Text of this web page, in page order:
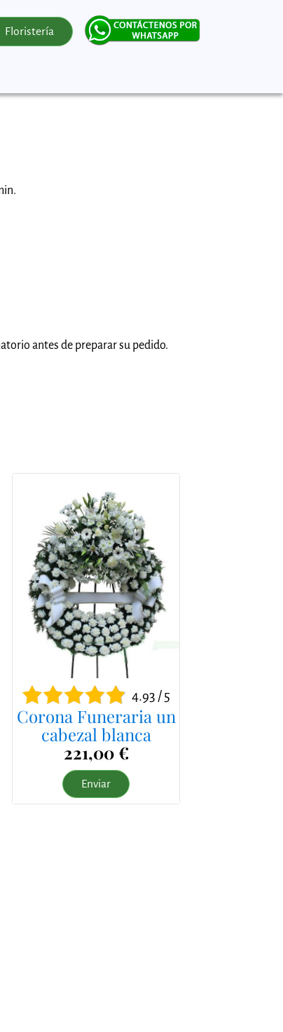
Floristería
antes de preparar su pedido.
4.93 / 5
Corona Funeraria un
cabezal blanca
221,00 €
Enviar